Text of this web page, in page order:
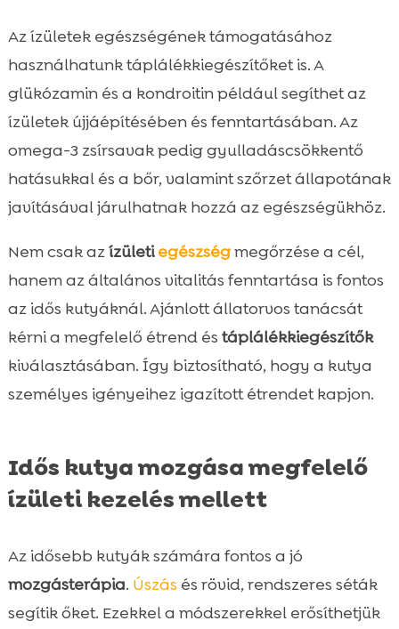
Az ízületek egészségének támogatásához
használhatunk táplálékkiegészítőket is. A
glükózamin és a kondroitin például segíthet az
ízületek újjáépítésében és fenntartásában. Az
omega-3 zsírsavak pedig gyulladáscsökkentő
hatásukkal és a bőr, valamint szőrzet állapotának
javításával járulhatnak hozzá az egészségükhöz.
Nem csak azízületiegészségmegőrzése a cél,
hanem az általános vitalitás fenntartása is fontos
az idős kutyáknál. Ajánlott állatorvos tanácsát
kérni a megfelelő étrend és táplálékkiegészítők
kiválasztásában. Így biztosítható, hogy a kutya
személyes igényeihez igazított étrendet kapjon.
Idős kutya mozgása megfelelő
ízületi kezelés mellett
Az idősebb kutyák számára fontos a jó
mozgásterápia. Úszás és rövid, rendszeres séták
segítik őket. Ezekkel a módszerekkel erősíthetjük